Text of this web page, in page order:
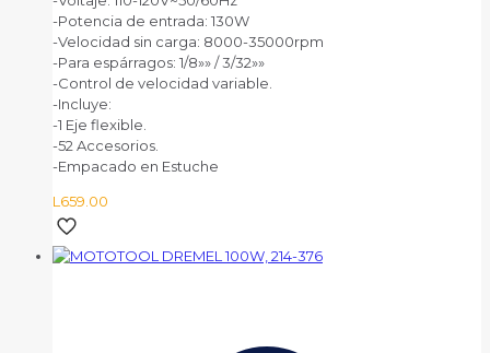
-Potencia de entrada: 130W
-Velocidad sin carga: 8000-35000rpm
-Para espárragos: 1/8»» / 3/32»»
-Control de velocidad variable.
-Incluye:
-1 Eje flexible.
-52 Accesorios.
-Empacado en Estuche
L659.00